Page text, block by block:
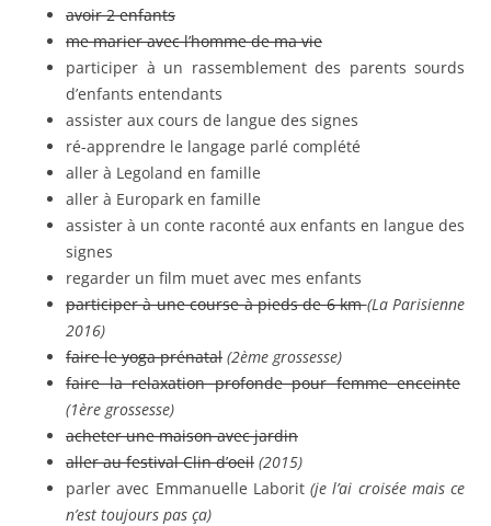
avoir 2 enfants
me marier avec l’homme de ma vie
participer à un rassemblement des parents sourds
d’enfants entendants
assister aux cours de langue des signes
ré-apprendre le langage parlé complété
aller à Legoland en famille
aller à Europark en famille
assister à un conte raconté aux enfants en langue des
signes
regarder un film muet avec mes enfants
participer à une course à pieds de 6 km(La Parisienne
2016)
faire le yoga prénatal (2ème grossesse)
faire la relaxation profonde pour femme enceinte
(1ère grossesse)
acheter une maison avec jardin
aller au festival Clin d’oeil (2015)
parler avec Emmanuelle Laborit (je l’ai croisée mais ce
n’est toujours pas ça)